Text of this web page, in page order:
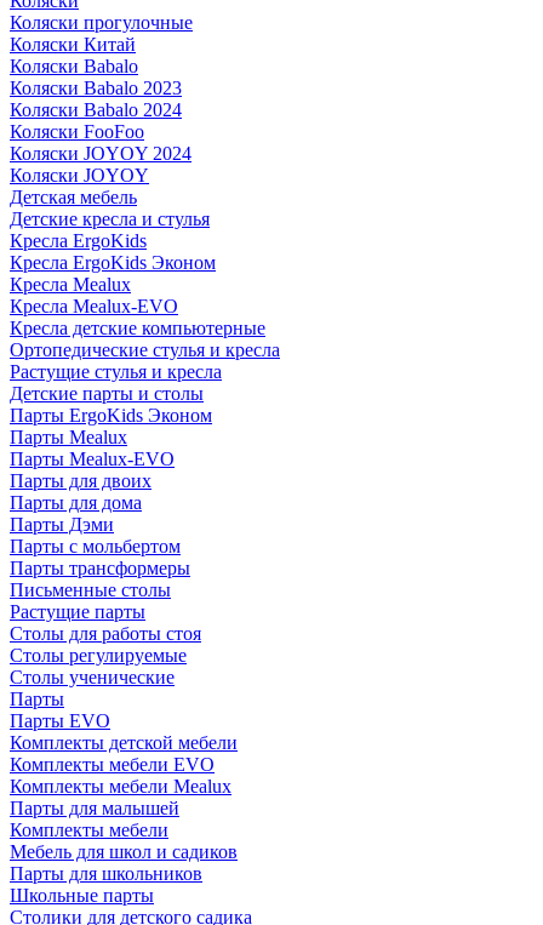
Коляски прогулочные
Коляски Китай
Коляски Babalo
Коляски Babalo 2023
Коляски Babalo 2024
Коляски FooFoo
Коляски JOYOY 2024
Коляски JOYOY
Детская мебель
Детские кресла и стулья
Кресла ErgoKids
Кресла ErgoKids Эконом
Кресла Mealux
Кресла Mealux-EVO
Кресла детские компьютерные
Ортопедические стулья и кресла
Растущие стулья и кресла
Детские парты и столы
Парты ErgoKids Эконом
Парты Mealux
Парты Mealux-EVO
Парты для двоих
Парты для дома
Парты Дэми
Парты с мольбертом
Парты трансформеры
Письменные столы
Растущие парты
Столы для работы стоя
Столы регулируемые
Столы ученические
Парты
Парты EVO
Комплекты детской мебели
Комплекты мебели EVO
Комплекты мебели Mealux
Парты для малышей
Комплекты мебели
Мебель для школ и садиков
Парты для школьников
Школьные парты
Столики для детского садика